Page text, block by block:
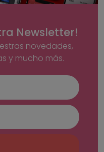
Newsletter!
novedades,
y mucho más.